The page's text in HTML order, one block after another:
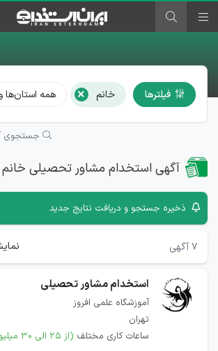
فیلترها خانم × همه استان‌ها
جستجوی
آگهی استخدام مشاور تحصیلی خانم
ذخیره جستجو و دریافت نتایج جدید
۷آگهی
استخدام مشاور تحصیلی
آموزشگاه علمی افروز
تهران
ساعات کاری مختلف (از ۲۵ الی ۳۰ میلیون)